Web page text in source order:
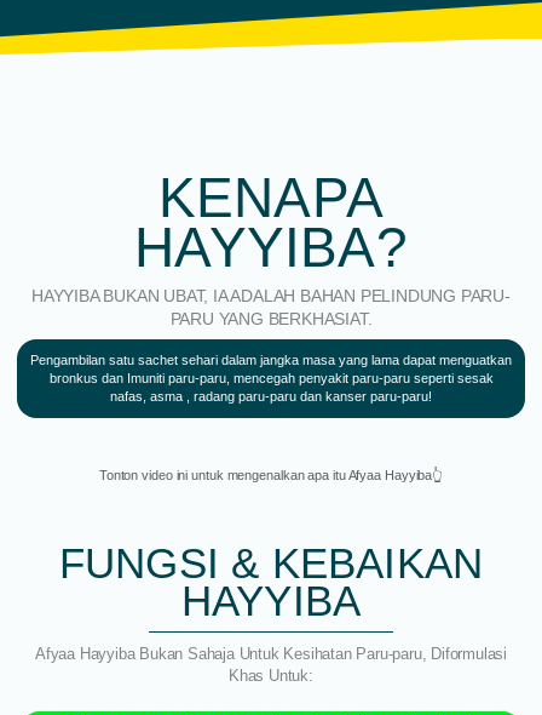
KENAPA
HAYYIBA?
HAYYIBA BUKAN UBAT, IA ADALAH BAHAN PELINDUNG PARU-
PARU YANG BERKHASIAT.
Pengambilan satu sachet sehari dalam jangka masa yang lama dapat menguatkan
bronkus dan Imuniti paru-paru, mencegah penyakit paru-paru seperti sesak
nafas, asma , radang paru-paru dan kanser paru-paru!
Tonton video ini untuk mengenalkan apa itu Afyaa Hayyiba👆
FUNGSI & KEBAIKAN
HAYYIBA
Afyaa Hayyiba Bukan Sahaja Untuk Kesihatan Paru-paru, Diformulasi
Khas Untuk: